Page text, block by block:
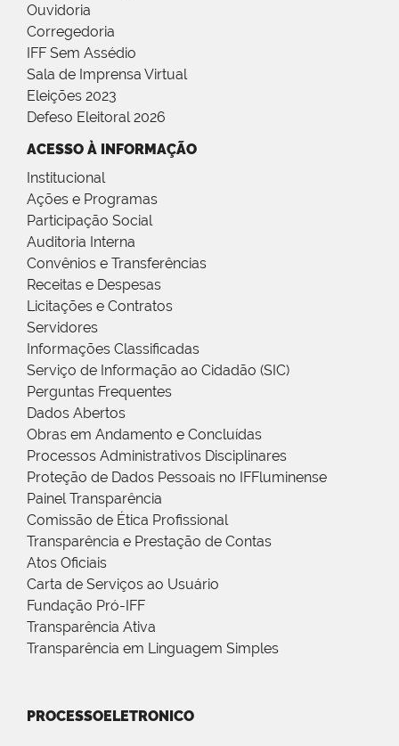
Ouvidoria
Corregedoria
IFF Sem Assédio
Sala de Imprensa Virtual
Eleições 2023
Defeso Eleitoral 2026
ACESSO À INFORMAÇÃO
Institucional
Ações e Programas
Participação Social
Auditoria Interna
Convênios e Transferências
Receitas e Despesas
Licitações e Contratos
Servidores
Informações Classificadas
Serviço de Informação ao Cidadão (SIC)
Perguntas Frequentes
Dados Abertos
Obras em Andamento e Concluídas
Processos Administrativos Disciplinares
Proteção de Dados Pessoais no IFFluminense
Painel Transparência
Comissão de Ética Profissional
Transparência e Prestação de Contas
Atos Oficiais
Carta de Serviços ao Usuário
Fundação Pró-IFF
Transparência Ativa
Transparência em Linguagem Simples
PROCESSOELETRONICO